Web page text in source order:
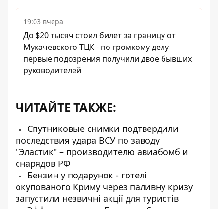
19:03 вчера
До $20 тысяч стоил билет за границу от
Мукачевского ТЦК - по громкому делу
первые подозрения получили двое бывших
руководителей
ЧИТАЙТЕ ТАКЖЕ:
Спутниковые снимки подтвердили
последствия удара ВСУ по заводу
"Эластик" – производителю авиабомб и
снарядов РФ
Бензин у подарунок - готелі
окупованого Криму через паливну кризу
запустили незвичні акції для туристів